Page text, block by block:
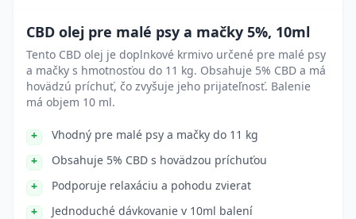
CBD olej pre malé psy a mačky 5%, 10ml
Tento CBD olej je doplnkové krmivo určené pre malé psy
a mačky s hmotnosťou do 11 kg. Obsahuje 5% CBD a má
hovädzú príchuť, čo zvyšuje jeho prijateľnosť. Balenie
má objem 10 ml.
Vhodný pre malé psy a mačky do 11 kg
Obsahuje 5% CBD s hovädzou príchuťou
Podporuje relaxáciu a pohodu zvierat
Jednoduché dávkovanie v 10ml balení